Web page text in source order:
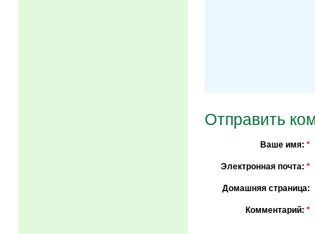
Отправить
Ваше имя: *
Электронная почта: *
Домашняя страница:
Комментарий: *